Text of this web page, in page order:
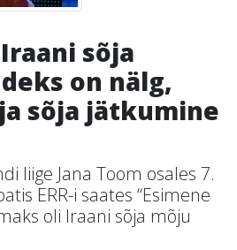
sõja
on nälg,
sõja jätkumine
liige Jana Toom osales 7.
ERR-i saates “Esimene
oli Iraani sõja mõju